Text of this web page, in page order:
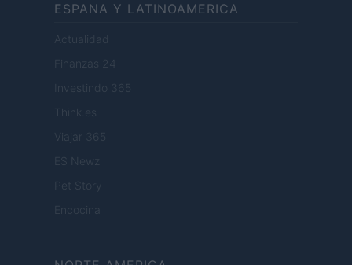
ESPANA Y LATINOAMERICA
Actualidad
Finanzas 24
Investindo 365
Think.es
Viajar 365
ES Newz
Pet Story
Encocina